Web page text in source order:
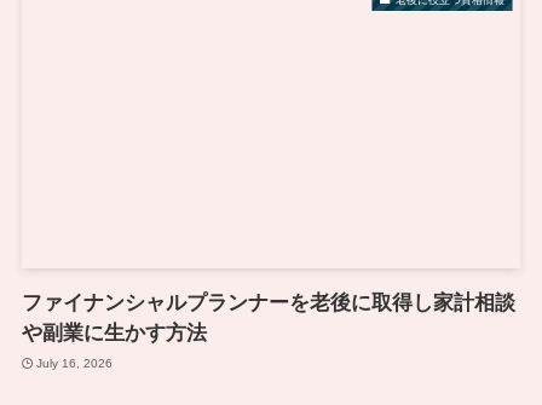
ファイナンシャルプランナーを老後に取得し家計相談
や副業に生かす方法
July 16, 2026